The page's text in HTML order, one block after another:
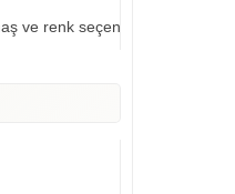
ve renk seçeneklerimiz